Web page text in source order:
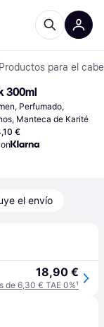
Productos para el
300ml
Perfumado,
Manteca de Karité
€
el envío
18,90 €
de 6,30 € TAE 0%¹